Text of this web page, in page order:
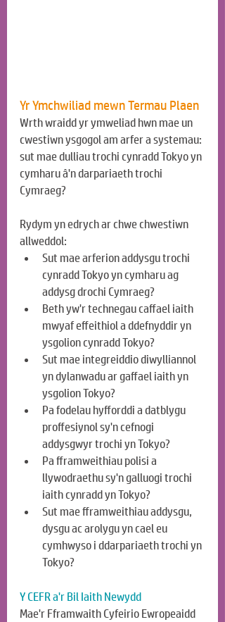
Yr Ymchwiliad mewn Termau Plaen
Wrth wraidd yr ymweliad hwn mae un
cwestiwn ysgogol am arfer a systemau:
sut mae dulliau trochi cynradd Tokyo yn
cymharu â'n darpariaeth trochi
Cymraeg?
Rydym yn edrych ar chwe chwestiwn
allweddol:
Sut mae arferion addysgu trochi
cynradd Tokyo yn cymharu ag
addysg drochi Cymraeg?
Beth yw'r technegau caffael iaith
mwyaf effeithiol a ddefnyddir yn
ysgolion cynradd Tokyo?
Sut mae integreiddio diwylliannol
yn dylanwadu ar gaffael iaith yn
ysgolion Tokyo?
Pa fodelau hyfforddi a datblygu
proffesiynol sy'n cefnogi
addysgwyr trochi yn Tokyo?
Pa fframweithiau polisi a
llywodraethu sy'n galluogi trochi
iaith cynradd yn Tokyo?
Sut mae fframweithiau addysgu,
dysgu ac arolygu yn cael eu
cymhwyso i ddarpariaeth trochi yn
Tokyo?
Y CEFR a'r Bil Iaith Newydd
Mae'r Fframwaith Cyfeirio Ewropeaidd